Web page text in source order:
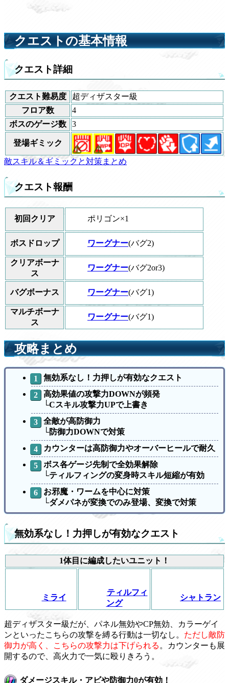
クエストの基本情報
クエスト詳細
クエスト難易度
超ディザスター級
フロア数
4
ボスのゲージ数
3
登場ギミック
敵スキル＆ギミックと対策まとめ
クエスト報酬
初回クリア ポリゴン×1
ボスドロップ ワーグナー(バグ2)
クリアボーナ
ス
ワーグナー(バグ2or3)
バグボーナス ワーグナー(バグ1)
マルチボーナ
ス
ワーグナー(バグ1)
攻略まとめ
無効系なし！力押しが有効なクエスト
高効果値の攻撃力DOWNが頻発
└Cスキル攻撃力UPで上書き
全敵が高防御力
└防御力DOWNで対策
カウンターは高防御力やオーバーヒールで耐久
ボス各ゲージ先制で全効果解除
└ティルフィングの変身時スキル短縮が有効
お邪魔・ワームを中心に対策
└ダメパネが変換でのみ登場、変換で対策
無効系なし！力押しが有効なクエスト
1体目に編成したいユニット！
ミライ
ティルフィ
ング
シャトラン
超ディザスター級だが、パネル無効やCP無効、カラーゲイ
ンといったこちらの攻撃を縛る行動は一切なし。 ただし敵防
御力が高く、こちらの攻撃力は下げられる 。カウンターも展
開するので、高火力で一気に殴りきろう。
ダメージスキル・アビや防御力0が有効！